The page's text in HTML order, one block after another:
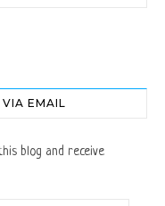
EMAIL
blog and receive